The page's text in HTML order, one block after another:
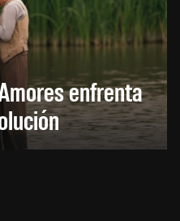
enfrenta